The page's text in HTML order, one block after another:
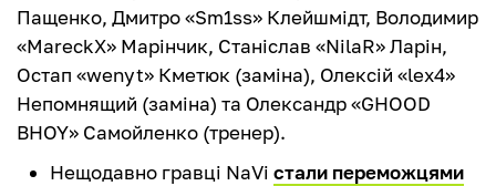
Пащенко, Дмитро «Sm1ss» Клейшмідт, Володимир
«MareckX» Марінчик, Станіслав «NilaR» Ларін,
Остап «wenyt» Кметюк (заміна), Олексій «lex4»
Непомнящий (заміна) та Олександр «GHOOD
BHOY» Самойленко (тренер).
Нещодавно гравці NaVi стали переможцями